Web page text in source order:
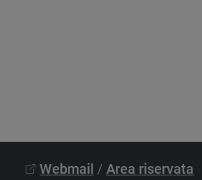
Webmail / Area riservata